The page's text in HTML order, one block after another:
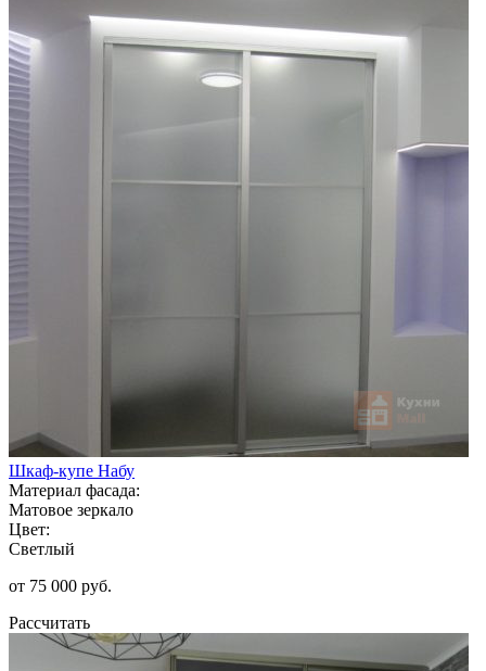
Шкаф-купе Набу
Материал фасада:
Матовое зеркало
Цвет:
Светлый
от 75 000 руб.
Рассчитать